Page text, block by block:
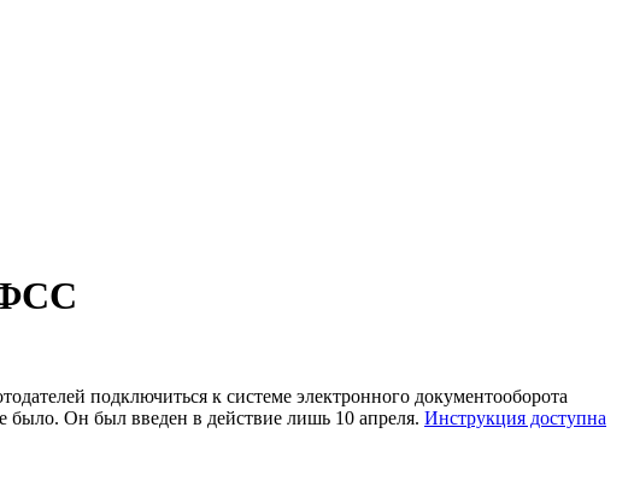
ФСС
подключиться к системе электронного документооборота
было. Он был введен в действие лишь 10 апреля. Инструкция доступна